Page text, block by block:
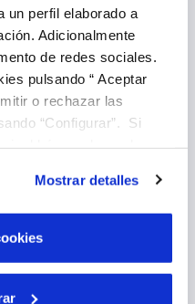
un perfil elaborado a
Adicionalmente
de redes sociales.
pulsando “ Aceptar
o rechazar las
“Configurar”. Si
sitio web funcione y que
Puedes consultar
de Cookies
Mostrar detalles